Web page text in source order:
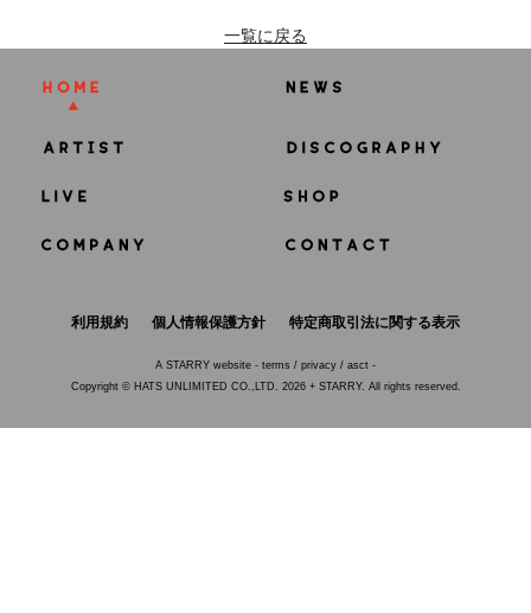
一覧に戻る
利用規約 個人情報保護方針 特定商取引法に関する表示
A STARRY website - terms / privacy / asct -
Copyright © HATS UNLIMITED CO.,LTD. 2026 + STARRY. All rights reserved.